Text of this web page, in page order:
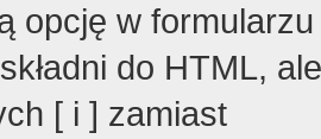
opcję w
do HTML,
[ i ] zamiast